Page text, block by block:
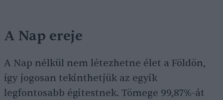
A Nap ereje
A Nap nélkül nem létezhetne élet a Földön,
így jogosan tekinthetjük az egyik
legfontosabb égitestnek. Tömege 99,87%-át